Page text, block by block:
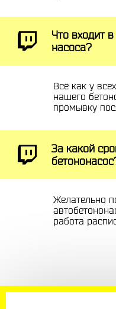
Что входит
насоса?
Всё как у
нашего
промывку
За какой
Желательно
работа